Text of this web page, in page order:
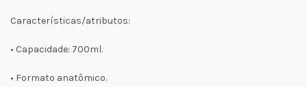
Características/atributos:
• Capacidade: 700ml.
• Formato anatômico.